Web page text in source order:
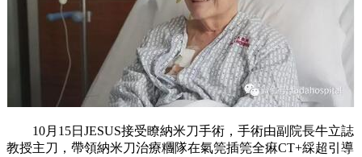
10月15日JESUS接受瞭納米刀手術，手術由副院長牛立誌
教授主刀，帶領納米刀治療糰隊在氣筦插筦全痳CT+綵超引導